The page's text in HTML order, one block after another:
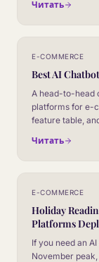
work.
Читать
E-COMMERCE
Best AI
A head-to-head
platforms for e-
feature table,
Читать
E-COMMERCE
Holiday
Platforms
If you need an
November